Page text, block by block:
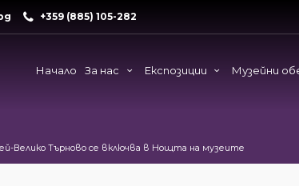
+359 (885) 105-282
Начало За нас Експозиции Музейни
Велико Търново се включва в Нощта на музеите